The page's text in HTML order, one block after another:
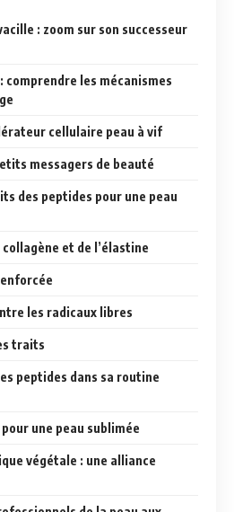
: zoom sur son successeur
comprendre les mécanismes
cellulaire peau à vif
messagers de beauté
des peptides pour une peau
et de l’élastine
les radicaux libres
traits
peptides dans sa routine
une peau sublimée
végétale : une alliance